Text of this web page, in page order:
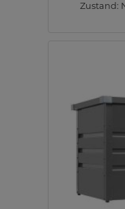
Zustand: